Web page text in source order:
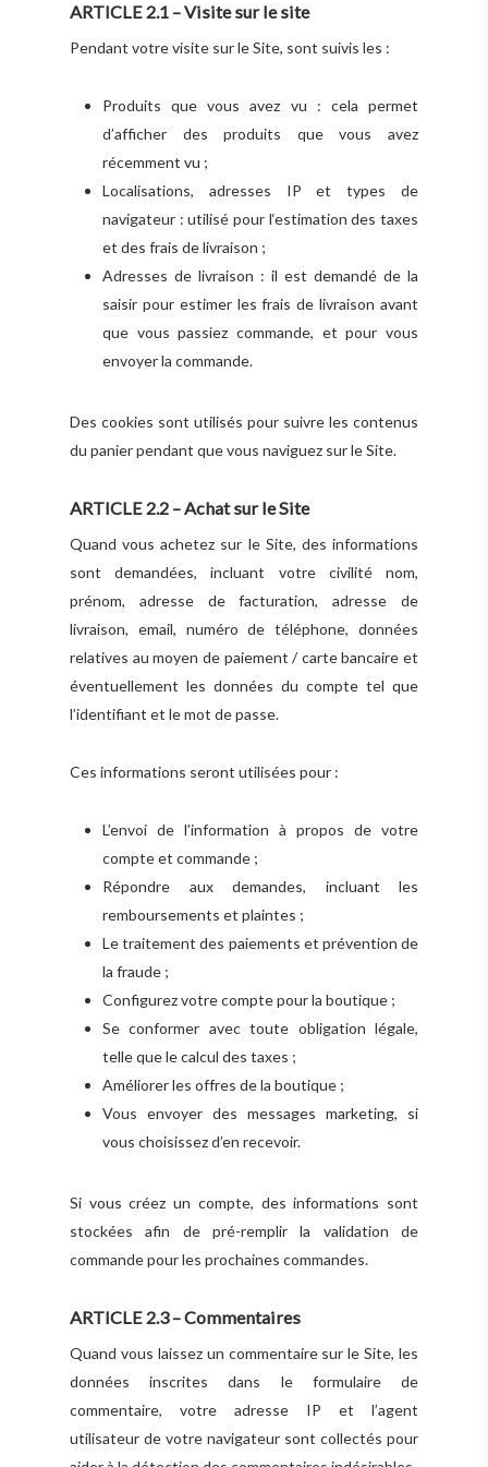
ARTICLE 2.1 – Visite sur le site
Pendant votre visite sur le Site, sont suivis les :
Produits que vous avez vu : cela permet
d’afficher des produits que vous avez
récemment vu ;
Localisations, adresses IP et types de
navigateur : utilisé pour l‘estimation des taxes
et des frais de livraison ;
Adresses de livraison : il est demandé de la
saisir pour estimer les frais de livraison avant
que vous passiez commande, et pour vous
envoyer la commande.
Des cookies sont utilisés pour suivre les contenus
du panier pendant que vous naviguez sur le Site.
ARTICLE 2.2 – Achat sur le Site
Quand vous achetez sur le Site, des informations
sont demandées, incluant votre civilité nom,
prénom, adresse de facturation, adresse de
livraison, email, numéro de téléphone, données
relatives au moyen de paiement / carte bancaire et
éventuellement les données du compte tel que
l’identifiant et le mot de passe.
Ces informations seront utilisées pour :
L’envoi de l’information à propos de votre
compte et commande ;
Répondre aux demandes, incluant les
remboursements et plaintes ;
Le traitement des paiements et prévention de
la fraude ;
Configurez votre compte pour la boutique ;
Se conformer avec toute obligation légale,
telle que le calcul des taxes ;
Améliorer les offres de la boutique ;
Vous envoyer des messages marketing, si
vous choisissez d’en recevoir.
Si vous créez un compte, des informations sont
stockées afin de pré-remplir la validation de
commande pour les prochaines commandes.
ARTICLE 2.3 – Commentaires
Quand vous laissez un commentaire sur le Site, les
données inscrites dans le formulaire de
commentaire, votre adresse IP et l’agent
utilisateur de votre navigateur sont collectés pour